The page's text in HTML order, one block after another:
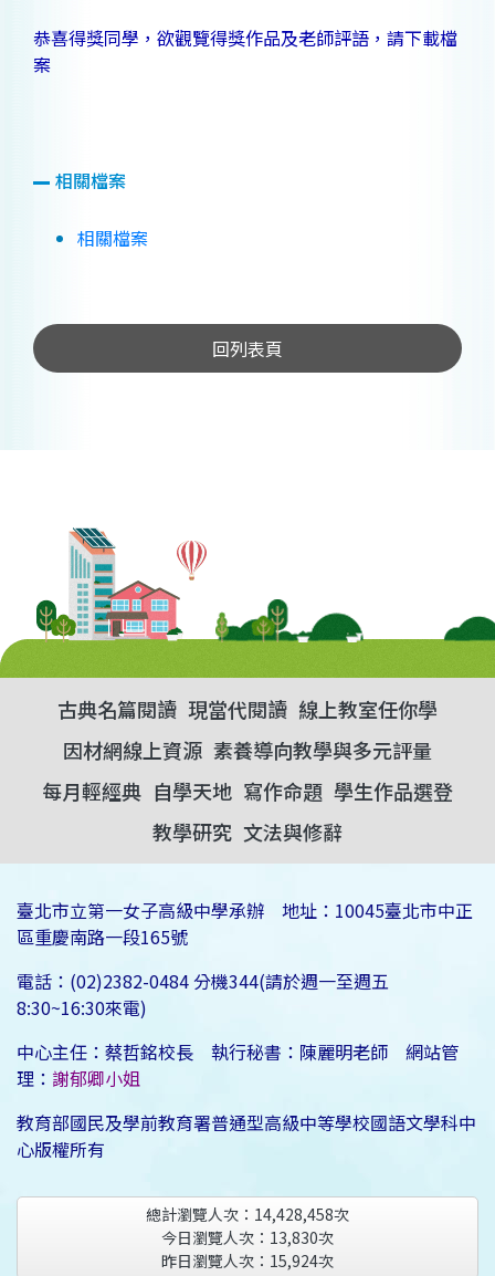
恭喜得獎同學，欲觀覽得獎作品及老師評語，請下載檔
案
相關檔案
相關檔案
回列表頁
古典名篇閱讀 現當代閱讀 線上教室任你學
因材網線上資源 素養導向教學與多元評量
每月輕經典 自學天地 寫作命題 學生作品選登
教學研究 文法與修辭
臺北市立第一女子高級中學承辦 地址：10045臺北市中正
區重慶南路一段165號
電話：(02)2382-0484 分機344(請於週一至週五
8:30~16:30來電)
中心主任：蔡哲銘校長 執行秘書：陳麗明老師 網站管
理： 謝郁卿小姐
教育部國民及學前教育署普通型高級中等學校國語文學科中
心版權所有
總計瀏覽人次： 14,428,458次
今日瀏覽人次： 13,830次
昨日瀏覽人次： 15,924次